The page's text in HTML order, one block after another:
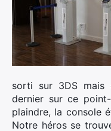
sorti sur 3DS mais
dernier sur ce
plaindre, la console
Notre héros se